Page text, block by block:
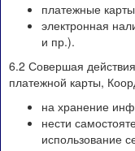
платежные
электронная
и пр.).
6.2 Совершая
платежной карты,
на хранение
нести
использование